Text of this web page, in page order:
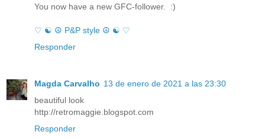
You now have a new GFC-follower. :)
♡ ☯ ☮ P&P style ☮ ☯ ♡
Responder
Magda Carvalho 13 de enero de 2021 a las 23:30
beautiful look
http://retromaggie.blogspot.com
Responder